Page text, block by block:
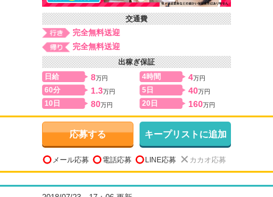
交通費
完全無料送迎
完全無料送迎
出稼ぎ保証
日給
8万円 4時間 4万円
60分 1.3万円 5日 40万円
10日 80万円 20日 160万円
応募する キープリストに追加
メール応募 電話応募 LINE応募 カカオ応募